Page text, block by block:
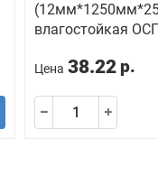
влагостойкая
Цена 38.22 р.